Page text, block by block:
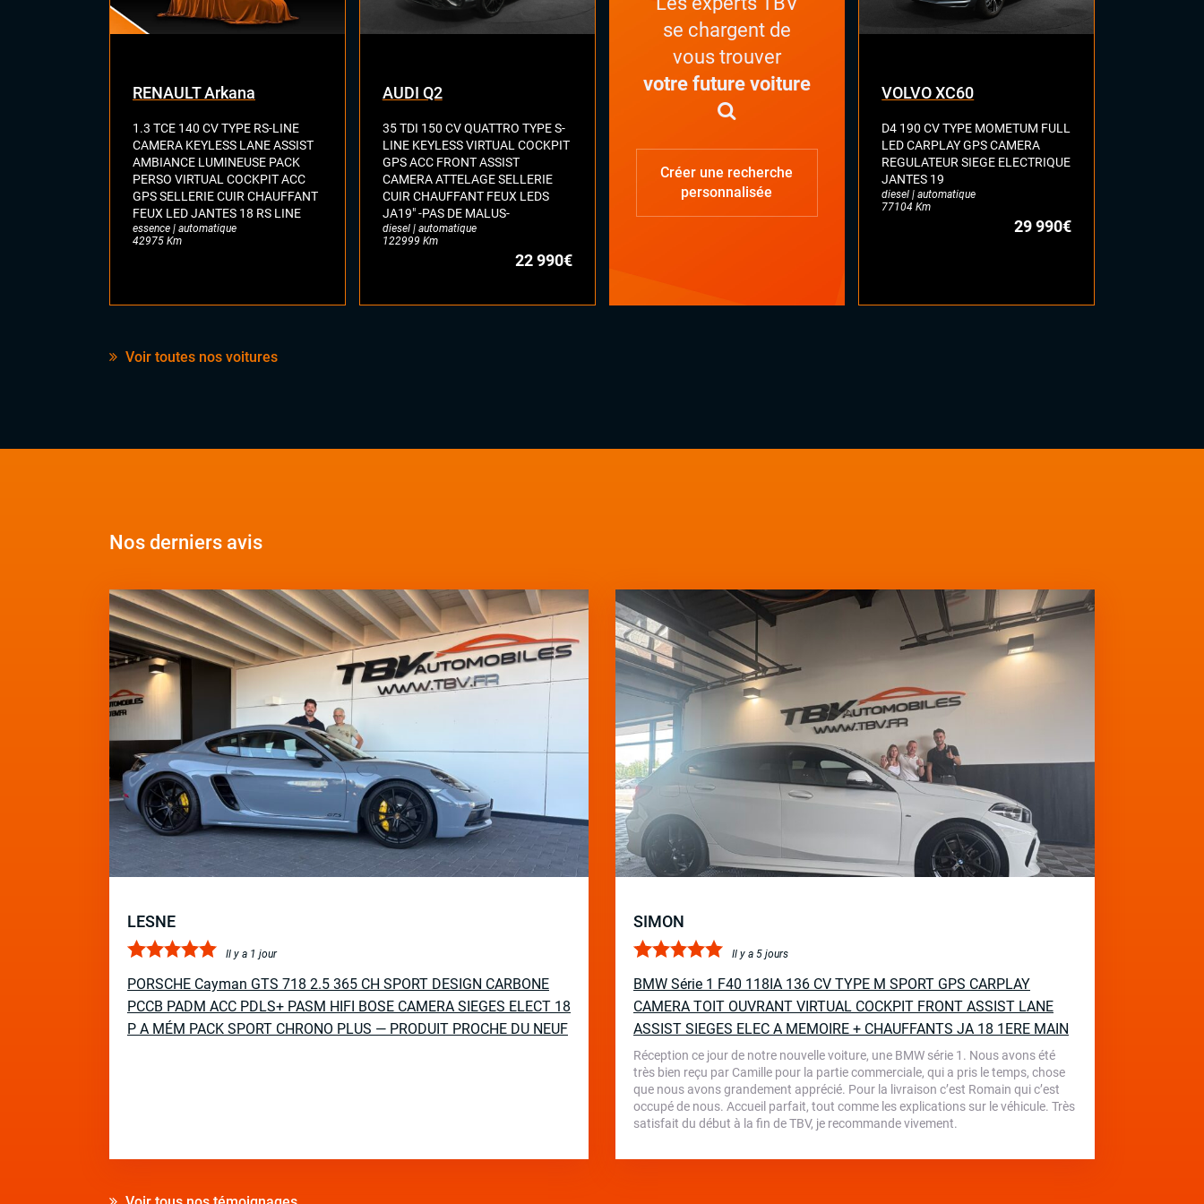
RENAULT Arkana
1.3 TCE 140 CV TYPE RS-LINE
CAMERA KEYLESS LANE ASSIST
AMBIANCE LUMINEUSE PACK
PERSO VIRTUAL COCKPIT ACC
GPS SELLERIE CUIR CHAUFFANT
FEUX LED JANTES 18 RS LINE
essence | automatique
42975 Km
AUDI Q2
35 TDI 150 CV QUATTRO TYPE S-
LINE KEYLESS VIRTUAL COCKPIT
GPS ACC FRONT ASSIST
CAMERA ATTELAGE SELLERIE
CUIR CHAUFFANT FEUX LEDS
JA19" -PAS DE MALUS-
diesel | automatique
122999 Km
22 990€
se chargent de
vous trouver
votre future voiture
Créer une recherche
personnalisée
VOLVO XC60
D4 190 CV TYPE MOMETUM FULL
LED CARPLAY GPS CAMERA
REGULATEUR SIEGE ELECTRIQUE
JANTES 19
diesel | automatique
77104 Km
29 990€
Voir toutes nos voitures
Nos derniers avis
LESNE
Il y a 1 jour
PORSCHE Cayman GTS 718 2.5 365 CH SPORT DESIGN CARBONE
PCCB PADM ACC PDLS+ PASM HIFI BOSE CAMERA SIEGES ELECT 18
P A MÉM PACK SPORT CHRONO PLUS — PRODUIT PROCHE DU NEUF
SIMON
Il y a 5 jours
BMW Série 1 F40 118IA 136 CV TYPE M SPORT GPS CARPLAY
CAMERA TOIT OUVRANT VIRTUAL COCKPIT FRONT ASSIST LANE
ASSIST SIEGES ELEC A MEMOIRE + CHAUFFANTS JA 18 1ERE MAIN
Réception ce jour de notre nouvelle voiture, une BMW série 1. Nous avons été
très bien reçu par Camille pour la partie commerciale, qui a pris le temps, chose
que nous avons grandement apprécié. Pour la livraison c’est Romain qui c’est
occupé de nous. Accueil parfait, tout comme les explications sur le véhicule. Très
satisfait du début à la fin de TBV, je recommande vivement.